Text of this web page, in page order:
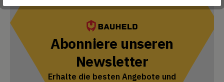
Abonniere unseren
Newsletter
Erhalte die besten Angebote und